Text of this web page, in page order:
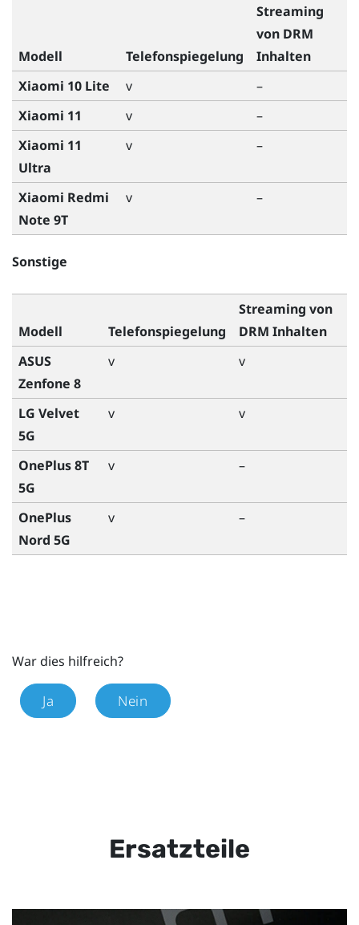
Modell Telefonspiegelung
Streaming
von DRM
Inhalten
Xiaomi 10 Lite
v
–
Xiaomi 11
v
–
Xiaomi 11
Ultra
v –
Xiaomi Redmi
Note 9T
v –
Sonstige
Modell Telefonspiegelung
Streaming von
DRM Inhalten
ASUS
Zenfone 8
v v
LG Velvet
5G
v v
OnePlus 8T
5G
v –
OnePlus
Nord 5G
v –
War dies hilfreich?
Ja Nein
Ersatzteile